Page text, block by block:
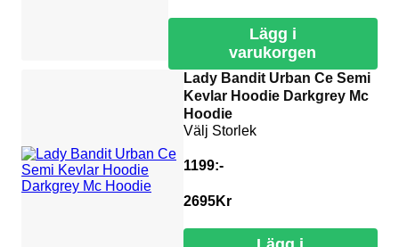
Lägg i
varukorgen
Lady Bandit Urban Ce Semi
Kevlar Hoodie Darkgrey Mc
Hoodie
Välj Storlek
1199:-
2695Kr